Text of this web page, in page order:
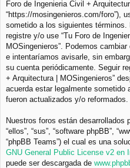
Foro de Ingenieria Civil +
“https://mosingenieros.com/foro”),
sometido a los siguientes
registre y/o use “Tu Foro de
MOSingenieros”. Podemos
e intentaríamos avisarle, sin
su cuenta periódicamente. Seguir
+ Arquitectura | MOSingenieros”
acuerda estar legalmente
fueron actualizados y/o reformados.
Nuestros foros están desarrollados
“ellos”, “sus”, “software phpBB”,
“phpBB Teams”) el cual es una
GNU General Public License v2 en
puede ser descargada de